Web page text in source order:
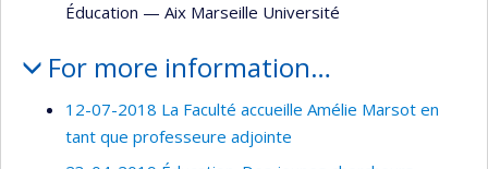
Éducation — Aix Marseille Université
For more information…
12-07-2018 La Faculté accueille Amélie Marsot en
tant que professeure adjointe